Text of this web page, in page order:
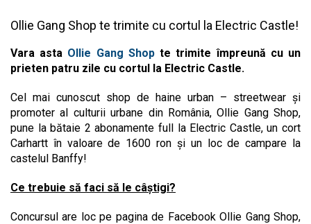
Ollie Gang Shop te trimite cu cortul la Electric Castle!
Vara asta Ollie Gang Shopte trimite împreună cu un
prieten patru zile cu cortul la Electric Castle.
Cel mai cunoscut shop de haine urban – streetwear și
promoter al culturii urbane din România, Ollie Gang Shop,
pune la bătaie 2 abonamente full la Electric Castle, un cort
Carhartt în valoare de 1600 ron și un loc de campare la
castelul Banffy!
Ce trebuie să faci să le câștigi?
Concursul are loc pe pagina de Facebook Ollie Gang Shop,